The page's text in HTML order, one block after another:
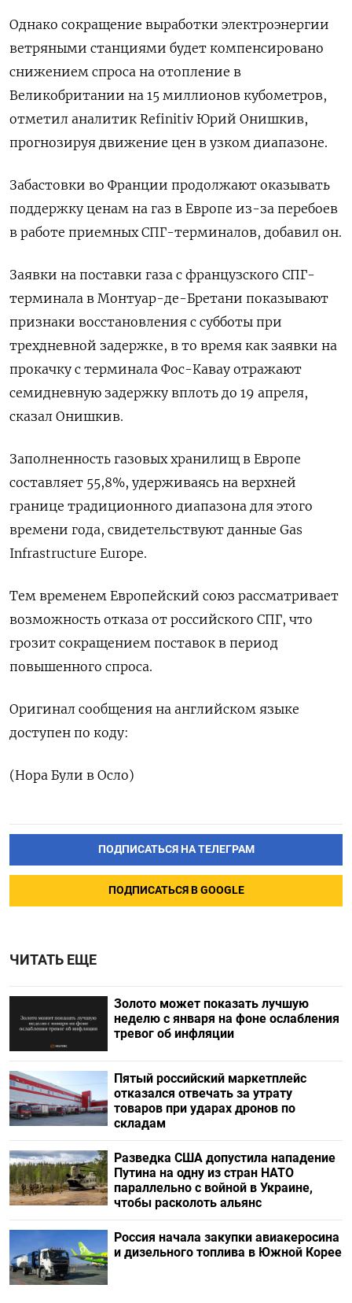
Однако сокращение выработки электроэнергии
ветряными станциями будет компенсировано
снижением спроса на отопление в
Великобритании на 15 миллионов кубометров,
отметил аналитик Refinitiv Юрий Онишкив,
прогнозируя движение цен в узком диапазоне.
Забастовки во Франции продолжают оказывать
поддержку ценам на газ в Европе из-за перебоев
в работе приемных СПГ-терминалов, добавил он.
Заявки на поставки газа с французского СПГ-
терминала в Монтуар-де-Бретани показывают
признаки восстановления с субботы при
трехдневной задержке, в то время как заявки на
прокачку с терминала Фос-Кавау отражают
семидневную задержку вплоть до 19 апреля,
сказал Онишкив.
Заполненность газовых хранилищ в Европе
составляет 55,8%, удерживаясь на верхней
границе традиционного диапазона для этого
времени года, свидетельствуют данные Gas
Infrastructure Europe.
Тем временем Европейский союз рассматривает
возможность отказа от российского СПГ, что
грозит сокращением поставок в период
повышенного спроса.
Оригинал сообщения на английском языке
доступен по коду:
(Нора Були в Осло)
ПОДПИСАТЬСЯ НА ТЕЛЕГРАМ
ПОДПИСАТЬСЯ В GOOGLE
ЧИТАТЬ ЕЩЕ
Золото может показать лучшую
неделю с января на фоне ослабления
тревог об инфляции
Пятый российский маркетплейс
отказался отвечать за утрату
товаров при ударах дронов по
складам
Разведка США допустила нападение
Путина на одну из стран НАТО
параллельно с войной в Украине,
чтобы расколоть альянс
Россия начала закупки авиакеросина
и дизельного топлива в Южной Корее